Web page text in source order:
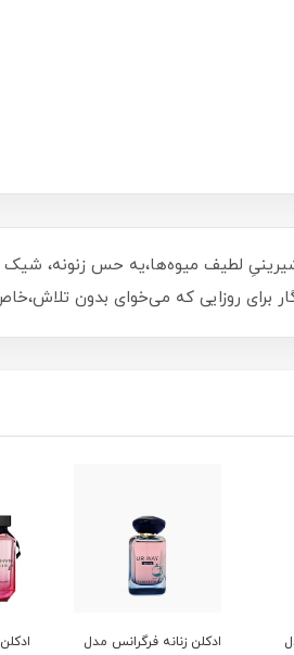
لطیف میوه‌ها،یه حس زنونه، شیک
برای روزایی که می‌خوای بدون
ادكلن زنانه فرگرانس مدل